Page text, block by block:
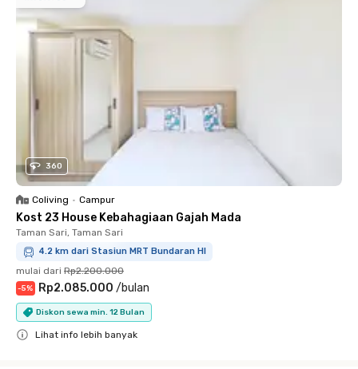
360
Coliving • Campur
Kost 23 House Kebahagiaan Gajah Mada
Taman Sari, Taman Sari
4.2 km dari Stasiun MRT Bundaran HI
mulai dari Rp2.200.000
-5% Rp2.085.000 /bulan
Diskon sewa min. 12 Bulan
Lihat info lebih banyak